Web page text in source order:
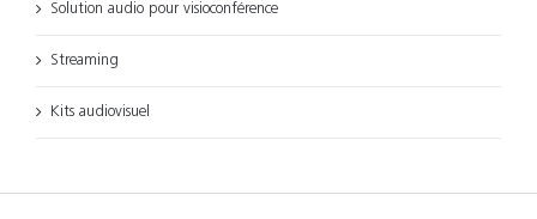
Solution audio pour visioconférence
Streaming
Kits audiovisuel